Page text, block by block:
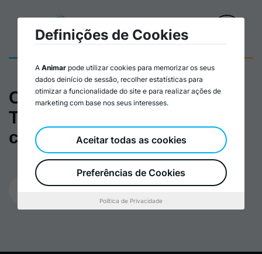
Cartaz_Capacitação de
Técnicos/as que intervêm
com jovens NEET
Definições de Cookies
A Animar pode utilizar cookies para memorizar os seus
dados deinício de sessão, recolher estatísticas para
otimizar a funcionalidade do site e para realizar ações de
marketing com base nos seus interesses.
Preferências de Cookies
Aceitar todas as cookies
Política de Privacidade